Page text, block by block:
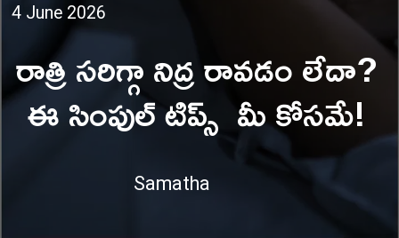
రాత్రి సరిగ్గా నిద్ర రావడం లేదా?
ఈ సింపుల్ టిప్స్ మీ కోసమే!
Samatha
4 June 2026